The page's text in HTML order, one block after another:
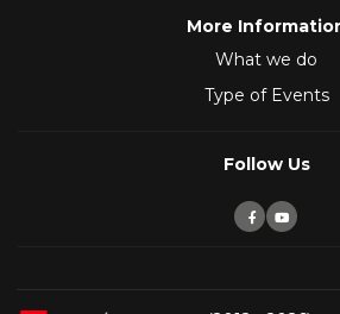
More
What we do
Type of Events
Follow Us